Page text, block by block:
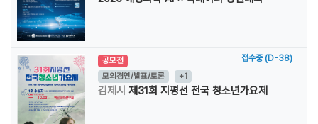
공모전
접수중 (D-38)
모의경연/발표/토론
+1
김제시 제31회 지평선 전국 청소년가요제